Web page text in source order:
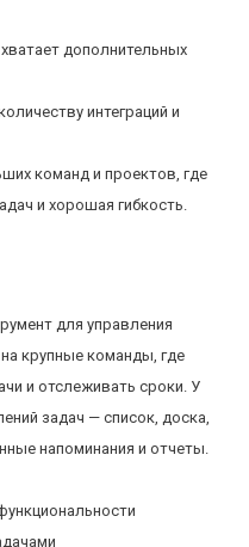
дополнительных
интеграций и
команд и проектов, где
и хорошая гибкость.
для управления
крупные команды, где
и отслеживать сроки. У
задач — список, доска,
напоминания и отчеты.